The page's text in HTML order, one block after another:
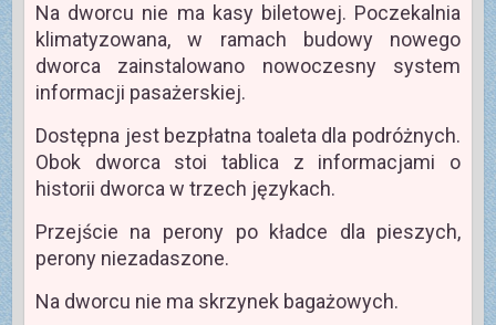
Na dworcu nie ma kasy biletowej. Poczekalnia
klimatyzowana, w ramach budowy nowego
dworca zainstalowano nowoczesny system
informacji pasażerskiej.
Dostępna jest bezpłatna toaleta dla podróżnych.
Obok dworca stoi tablica z informacjami o
historii dworca w trzech językach.
Przejście na perony po kładce dla pieszych,
perony niezadaszone.
Na dworcu nie ma skrzynek bagażowych.